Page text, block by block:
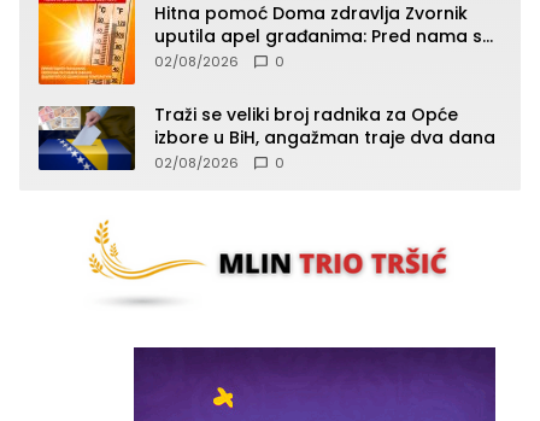
Hitna pomoć Doma zdravlja Zvornik
uputila apel građanima: Pred nama su
temperature do 40°C, oprez zbog
02/08/2026 0
Traži se veliki broj radnika za Opće
izbore u BiH, angažman traje dva dana
02/08/2026 0